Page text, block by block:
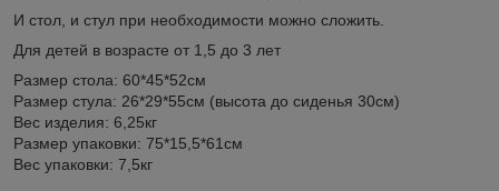
И стол, и стул при необходимости можно сложить.
Для детей в возрасте от 1,5 до 3 лет
Размер стола: 60*45*52см
Размер стула: 26*29*55см (высота до сиденья 30см)
Вес изделия: 6,25кг
Размер упаковки: 75*15,5*61см
Вес упаковки: 7,5кг